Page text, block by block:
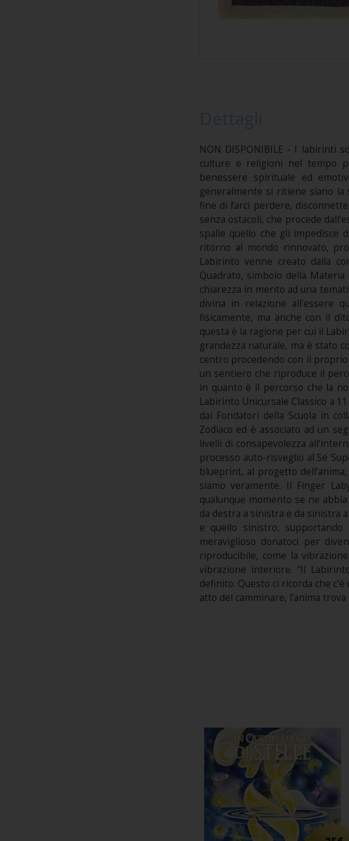
NON DISPONIBILE - I labirinti
culture e religioni nel tempo
benessere spirituale ed
generalmente si ritiene siano la
fine di farci perdere,
senza ostacoli, che procede
spalle quello che gli impedisce
ritorno al mondo rinnovato,
Labirinto venne creato dalla
Quadrato, simbolo della
chiarezza in merito ad una
divina in relazione all’essere
fisicamente, ma anche con il
questa è la ragione per cui il
grandezza naturale, ma è stato
centro procedendo con il
un sentiero che riproduce il
in quanto è il percorso che la
Labirinto Unicursale Classico a
dai Fondatori della Scuola in
Zodiaco ed è associato ad un
livelli di consapevolezza
processo auto-risveglio al Sé
blueprint, al progetto
siamo veramente. Il Finger
qualunque momento se ne
da destra a sinistra e da sinistra
e quello sinistro, supportando
meraviglioso donatoci per
riproducibile, come la
vibrazione interiore. “Il
definito. Questo ci ricorda che
atto del camminare, l’anima